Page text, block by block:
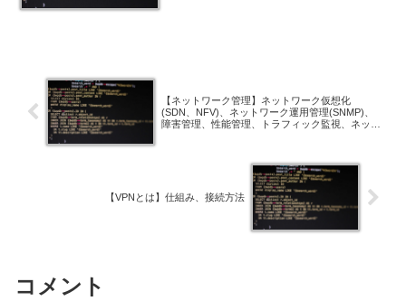
【ネットワーク管理】ネットワーク仮想化
(SDN、NFV)、ネットワーク運用管理(SNMP)、
障害管理、性能管理、トラフィック監視、ネット
【VPNとは】仕組み、接続方法
コメント